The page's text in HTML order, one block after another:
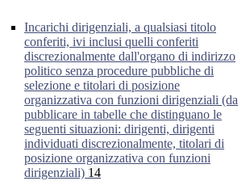
Incarichi dirigenziali, a qualsiasi titolo
conferiti, ivi inclusi quelli conferiti
discrezionalmente dall'organo di indirizzo
politico senza procedure pubbliche di
selezione e titolari di posizione
organizzativa con funzioni dirigenziali (da
pubblicare in tabelle che distinguano le
seguenti situazioni: dirigenti, dirigenti
individuati discrezionalmente, titolari di
posizione organizzativa con funzioni
dirigenziali) 14